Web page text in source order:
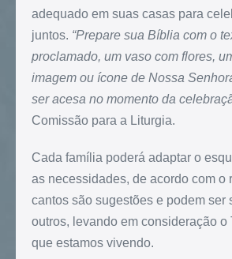
adequado em suas casas para
juntos. “Prepare sua Bíblia com o
proclamado, um vaso com flores,
imagem ou ícone de Nossa
ser acesa no momento da
Comissão para a Liturgia.
Cada família poderá adaptar o
as necessidades, de acordo com o
cantos são sugestões e podem ser
outros, levando em consideração o
que estamos vivendo.